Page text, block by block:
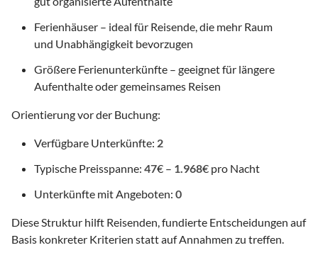
Ferienhäuser – ideal für Reisende, die mehr Raum
und Unabhängigkeit bevorzugen
Größere Ferienunterkünfte – geeignet für längere
Aufenthalte oder gemeinsames Reisen
Orientierung vor der Buchung:
Verfügbare Unterkünfte: 2
Typische Preisspanne: 47€ – 1.968€ pro Nacht
Unterkünfte mit Angeboten: 0
Diese Struktur hilft Reisenden, fundierte Entscheidungen auf
Basis konkreter Kriterien statt auf Annahmen zu treffen.